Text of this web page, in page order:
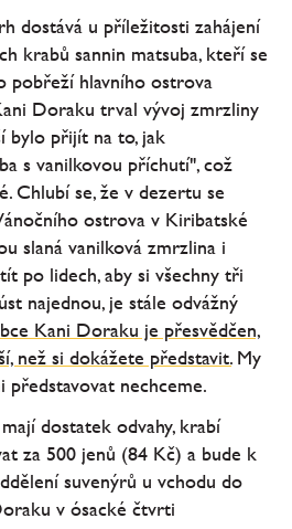
dostává u příležitosti zahájení
krabů sannin matsuba, kteří se
pobřeží hlavního ostrova
Doraku trval vývoj zmrzliny
bylo přijít na to, jak
s vanilkovou příchutí", což
Chlubí se, že v dezertu se
ostrova v Kiribatské
slaná vanilková zmrzlina i
po lidech, aby si všechny tři
najednou, je stále odvážný
Kani Doraku je přesvědčen,
než si dokážete představit.My
představovat nechceme.
dostatek odvahy, krabí
za 500 jenů (84 Kč) a bude k
suvenýrů u vchodu do
v ósacké čtvrti